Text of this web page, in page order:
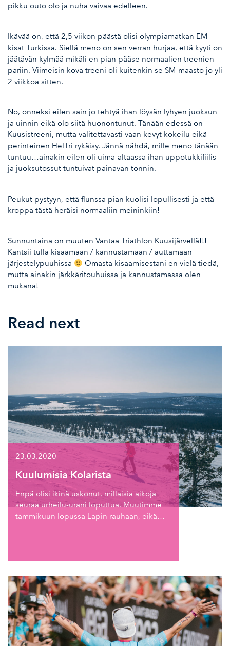
pikku outo olo ja nuha vaivaa edelleen.
Ikävää on, että 2,5 viikon päästä olisi olympiamatkan EM-
kisat Turkissa. Siellä meno on sen verran hurjaa, että kyyti on
jäätävän kylmää mikäli en pian pääse normaalien treenien
pariin. Viimeisin kova treeni oli kuitenkin se SM-maasto jo yli
2 viikkoa sitten.
No, onneksi eilen sain jo tehtyä ihan löysän lyhyen juoksun
ja uinnin eikä olo siitä huonontunut. Tänään edessä on
Kuusistreeni, mutta valitettavasti vaan kevyt kokeilu eikä
perinteinen HelTri rykäisy. Jännä nähdä, mille meno tänään
tuntuu…ainakin eilen oli uima-altaassa ihan uppotukkifiilis
ja juoksutossut tuntuivat painavan tonnin.
Peukut pystyyn, että flunssa pian kuolisi lopullisesti ja että
kroppa tästä heräisi normaaliin meininkiin!
Sunnuntaina on muuten Vantaa Triathlon Kuusijärvellä!!!
Kantsii tulla kisaamaan / kannustamaan / auttamaan
järjestelypuuhissa
Omasta kisaamisestani en vielä tiedä,
mutta ainakin järkkäritouhuissa ja kannustamassa olen
mukana!
Read next
23.03.2020
Kuulumisia Kolarista
Enpä olisi ikinä uskonut, millaisia aikoja
seuraa urheilu-urani loputtua. Muutimme
tammikuun lopussa Lapin rauhaan, eikä…